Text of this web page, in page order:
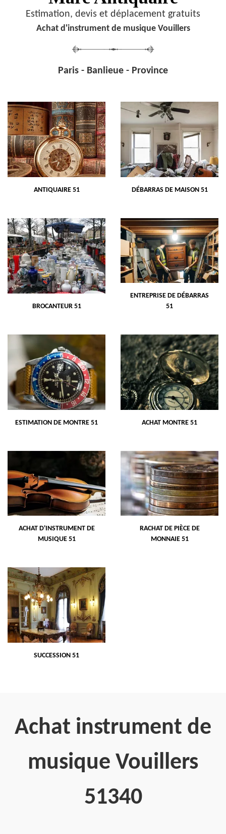
Estimation, devis et déplacement gratuits
Achat d'instrument de musique Vouillers
Paris - Banlieue - Province
ANTIQUAIRE 51 DÉBARRAS DE MAISON 51
BROCANTEUR 51
ENTREPRISE DE DÉBARRAS
51
ESTIMATION DE MONTRE 51 ACHAT MONTRE 51
ACHAT D'INSTRUMENT DE
MUSIQUE 51
RACHAT DE PIÈCE DE
MONNAIE 51
SUCCESSION 51
Achat instrument de
musique Vouillers
51340